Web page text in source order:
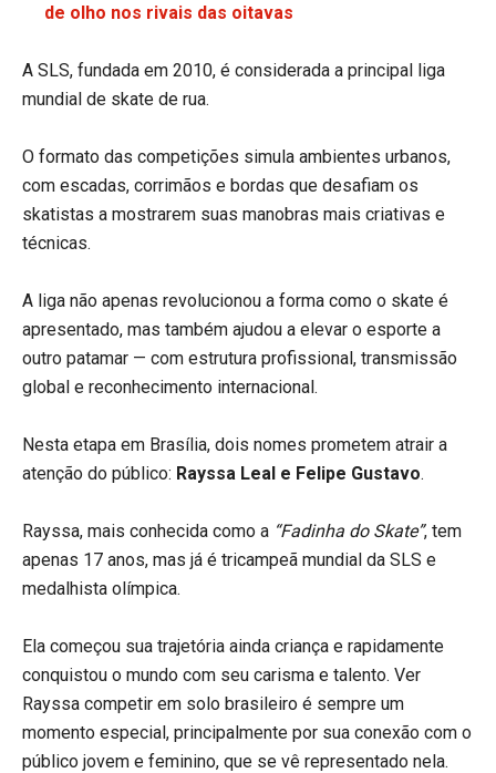
de olho nos rivais das oitavas
A SLS, fundada em 2010, é considerada a principal liga
mundial de skate de rua.
O formato das competições simula ambientes urbanos,
com escadas, corrimãos e bordas que desafiam os
skatistas a mostrarem suas manobras mais criativas e
técnicas.
A liga não apenas revolucionou a forma como o skate é
apresentado, mas também ajudou a elevar o esporte a
outro patamar — com estrutura profissional, transmissão
global e reconhecimento internacional.
Nesta etapa em Brasília, dois nomes prometem atrair a
atenção do público: Rayssa Leal e Felipe Gustavo.
Rayssa, mais conhecida como a “Fadinha do Skate”, tem
apenas 17 anos, mas já é tricampeã mundial da SLS e
medalhista olímpica.
Ela começou sua trajetória ainda criança e rapidamente
conquistou o mundo com seu carisma e talento. Ver
Rayssa competir em solo brasileiro é sempre um
momento especial, principalmente por sua conexão com o
público jovem e feminino, que se vê representado nela.